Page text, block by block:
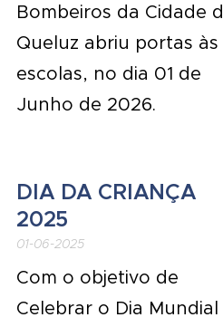
Bombeiros da Cidade
Queluz abriu portas às
escolas, no dia 01 de
Junho de 2026.
DIA DA CRIANÇA
2025
01-06-2025
Com o objetivo de
Celebrar o Dia Mundial